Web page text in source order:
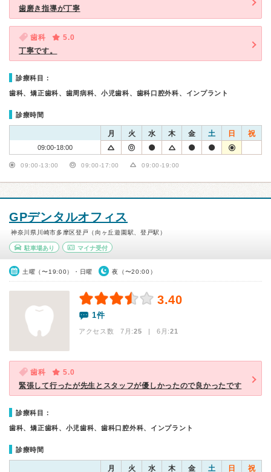
歯磨き指導が丁寧
歯科
5.0
丁寧です。
診療科目：
歯科、矯正歯科、歯周病科、小児歯科、歯科口腔外科、インプラント
診療時間
月 火 水 木 金 土 日 祝
09:00-18:00
09:00-13:00 09:00-17:00 09:00-19:00
GPデンタルオフィス
神奈川県川崎市多摩区登戸（向ヶ丘遊園駅、登戸駅）
駐車場あり マイナ受付
土曜（〜19:00）・日曜 夜（〜20:00）
3.40
1件
アクセス数 7月:25 | 6月:21
歯科
5.0
緊張して行ったが先生とスタッフが優しかったので良かったです
診療科目：
歯科、矯正歯科、小児歯科、歯科口腔外科、インプラント
診療時間
月 火 水 木 金 土 日 祝